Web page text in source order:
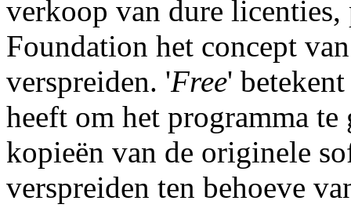
verkoop van dure licenties,
Foundation het concept
verspreiden. 'Free'
heeft om het programma te
kopieën van de originele
verspreiden ten behoeve